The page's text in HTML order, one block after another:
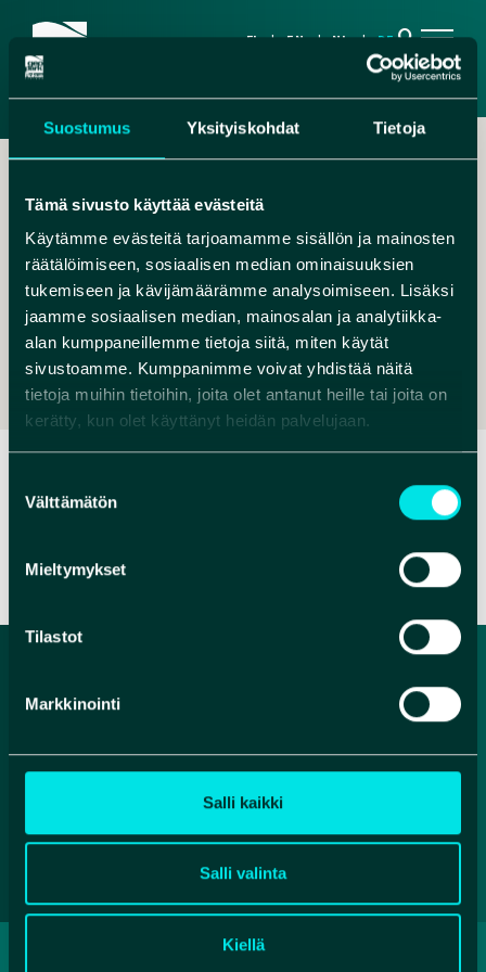
Suostumus Yksityiskohdat Tietoja
Tämä sivusto käyttää evästeitä
Käytämme evästeitä tarjoamamme sisällön ja mainosten
räätälöimiseen, sosiaalisen median ominaisuuksien
tukemiseen ja kävijämäärämme analysoimiseen. Lisäksi
jaamme sosiaalisen median, mainosalan ja analytiikka-
alan kumppaneillemme tietoja siitä, miten käytät
sivustoamme. Kumppanimme voivat yhdistää näitä
tietoja muihin tietoihin, joita olet antanut heille tai joita on
kerätty, kun olet käyttänyt heidän palvelujaan.
valinta
Välttämätön
Mieltymykset
Tilastot
Markkinointi
Salli kaikki
Salli valinta
Kiellä
FI EN NL DEsearch
,
LIMINGANLAHTI@METSA.FI
+358 206 39 6059